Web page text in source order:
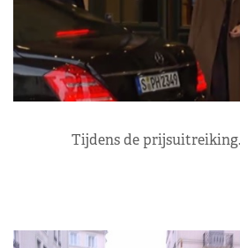
Tijdens de